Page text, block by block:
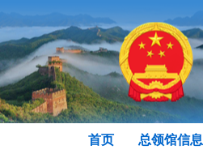
首页 总领馆信息